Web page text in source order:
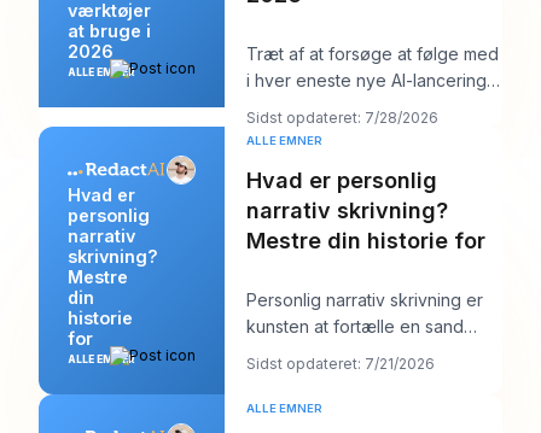
værktøjer
at bruge i
2026
ALLE EMNER
Træt af at forsøge at følge med
i hver eneste nye AI-lancering
og stadig skulle poste noget
ordentli
Sidst opdateret: 7/28/2026
Hvad er
personlig
narrativ
skrivning?
Mestre
din
historie
for
ALLE EMNER
ALLE EMNER
Hvad er personlig
narrativ skrivning?
Mestre din historie for
Personlig narrativ skrivning er
kunsten at fortælle en sand
historie fra dit eget liv for at
afsløre
Sidst opdateret: 7/21/2026
ALLE EMNER